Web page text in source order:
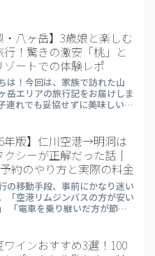
・八ヶ岳】3歳娘と楽しむ
行！驚きの激安「桃」と
ゾートでの体験レポ
は！今回は、家族で訪れた山
岳エリアの旅行記をお届けしま
連れでも妥協せずに美味しいも
足ルートをご紹介します。1. 1
り!?「北部...
年版】仁川空港→明洞は
シーが正解だった話｜
約のやり方と実際の料金
の移動手段、事前にかなり迷い
「空港リムジンバスの方が安い
「電車を乗り継いだ方が節約
洞のホテルまではKlookでタク
前予約するこ...
ワインおすすめ3選！100